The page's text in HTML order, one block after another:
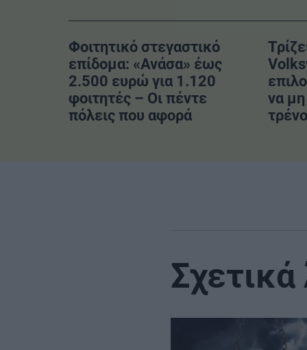
Φοιτητικό στεγαστικό
επίδομα: «Ανάσα» έως
2.500 ευρώ για 1.120
φοιτητές – Οι πέντε
πόλεις που αφορά
να μη